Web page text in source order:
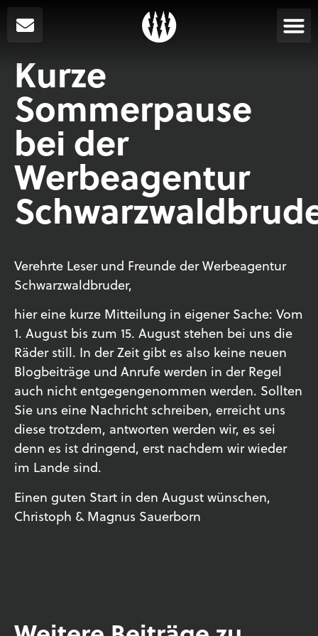
Kurze
Sommerpause
bei der
Werbeagentur
Verehrte Leser und Freunde der Werbeagentur
Schwarzwaldbruder,
hier eine kurze Mitteilung in eigener Sache: Vom
1. August bis zum 15. August stehen bei uns die
Räder still. In der Zeit gibt es also keine neuen
Blogbeiträge und Anrufe werden in der Regel
auch nicht entgegengenommen werden. Sollten
Sie uns eine Nachricht schreiben, erreicht uns
diese trotzdem, antworten werden wir, es sei
denn es ist dringend, erst nachdem wir wieder
im Lande sind.
Einen guten Start in den August wünschen,
Christoph & Magnus Sauerborn